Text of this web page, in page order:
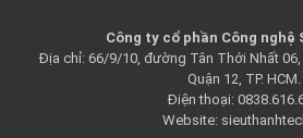
Công ty cổ phần Công nghệ
Địa chỉ: 66/9/10, đường Tân Thới Nhất
Quận 12, TP. HCM.
Điện thoại:
Website: